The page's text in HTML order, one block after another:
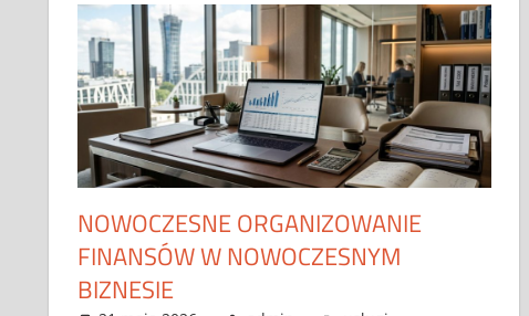
NOWOCZESNE ORGANIZOWANIE
FINANSÓW W NOWOCZESNYM
BIZNESIE